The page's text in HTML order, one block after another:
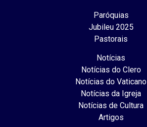
Paróquias
Jubileu 2025
Pastorais
Notícias
Notícias do Clero
Notícias do Vaticano
Notícias da Igreja
Notícias de Cultura
Artigos